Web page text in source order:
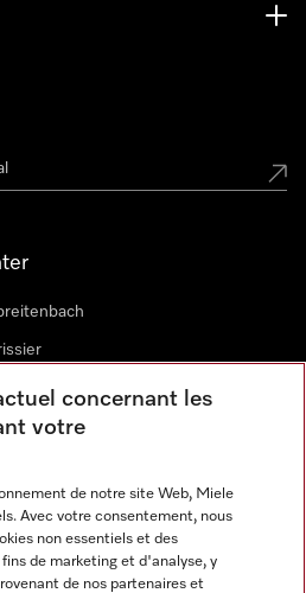
concernant les
votre
de notre site Web, Miele
Avec votre consentement, nous
non essentiels et des
de marketing et d'analyse, y
de nos partenaires et